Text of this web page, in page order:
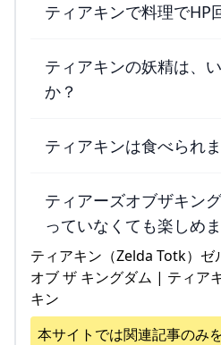
ティアキンで料理でHP
ティアキンの妖精は、
か？
ティアキンは食べられ
ティアーズオブザキン
っていなくても楽しめ
ティアキン（Zelda Totk）ゼ
オブ ザ キングダム | ティア
キン
本サイトでは関連記事のみ